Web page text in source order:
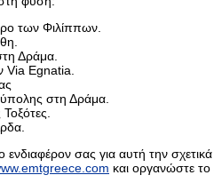
των Φιλίππων.
Δράμα.
Via Egnatia.
στη Δράμα.
σας για αυτή την
και οργανώστε